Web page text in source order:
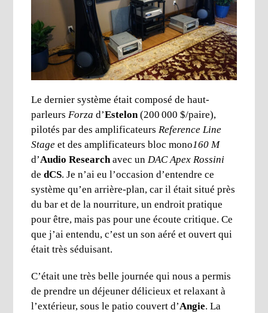
Le dernier système était composé de haut-
parleurs Forza d’Estelon(200 000 $/paire),
pilotés par des amplificateurs Reference Line
Stage et des amplificateurs bloc mono160 M
d’Audio Researchavec unDAC Apex Rossini
dedCS. Je n’ai eu l’occasion d’entendre ce
système qu’en arrière-plan, car il était situé près
du bar et de la nourriture, un endroit pratique
pour être, mais pas pour une écoute critique. Ce
que j’ai entendu, c’est un son aéré et ouvert qui
était très séduisant.
C’était une très belle journée qui nous a permis
de prendre un déjeuner délicieux et relaxant à
l’extérieur, sous le patio couvert d’Angie. La